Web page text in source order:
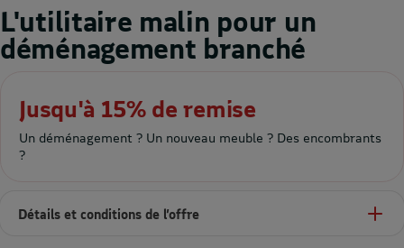
L'utilitaire malin pour un
déménagement branché
Jusqu'à 15% de remise
Un déménagement ? Un nouveau meuble ? Des encombrants
?
Détails et conditions de l’offre